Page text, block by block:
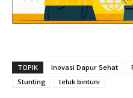
TOPIK Inovasi Dapur Sehat
Stunting
teluk bintuni